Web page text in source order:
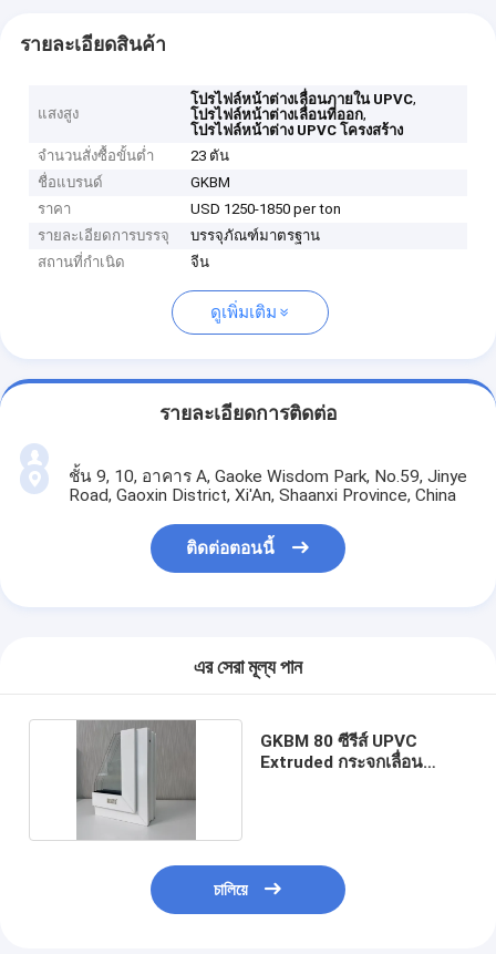
รายละเอียดสินค้า
แสงสูง
โปรไฟล์หน้าต่างเลื่อนภายใน UPVC,
โปรไฟล์หน้าต่างเลื่อนที่ออก,
โปรไฟล์หน้าต่าง UPVC โครงสร้าง
จำนวนสั่งซื้อขั้นต่ำ
23 ตัน
ชื่อแบรนด์
GKBM
ราคา
USD 1250-1850 per ton
รายละเอียดการบรรจุ
บรรจุภัณฑ์มาตรฐาน
สถานที่กำเนิด
จีน
ดูเพิ่มเติม
รายละเอียดการติดต่อ
ชั้น 9, 10, อาคาร A, Gaoke Wisdom Park, No.59, Jinye
Road, Gaoxin District, Xi'An, Shaanxi Province, China
ติดต่อตอนนี้
এর সেরা মূল্য পান
GKBM 80 ซีรีส์ UPVC
Extruded กระจกเลื่อน
চালিয়ে